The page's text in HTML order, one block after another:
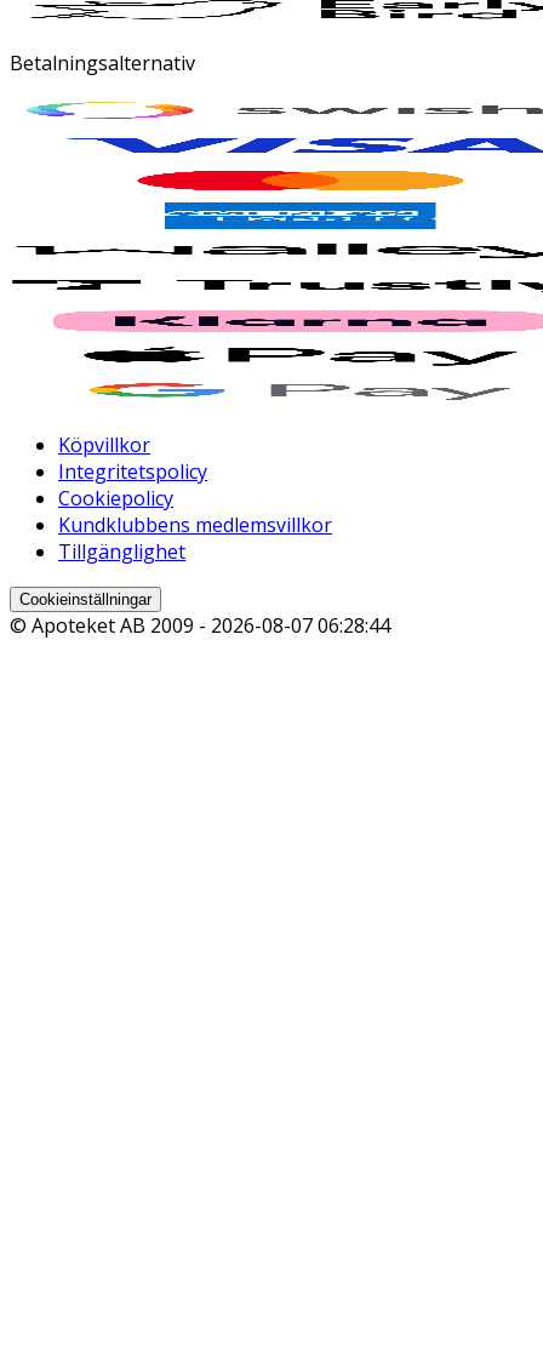
Betalningsalternativ
Köpvillkor
Integritetspolicy
Cookiepolicy
Kundklubbens medlemsvillkor
Tillgänglighet
Cookieinställningar
© Apoteket AB 2009 - 2026-08-07 06:28:44